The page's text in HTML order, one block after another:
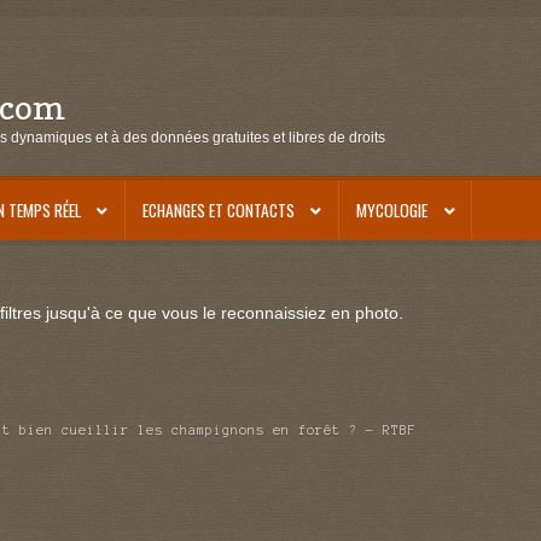
et à des données gratuites et libres de droits
TEMPS RÉEL ECHANGES ET CONTACTS MYCOLOGIE
jusqu'à ce que vous le reconnaissiez en photo.
bien cueillir les champignons en forêt ? – RTBF